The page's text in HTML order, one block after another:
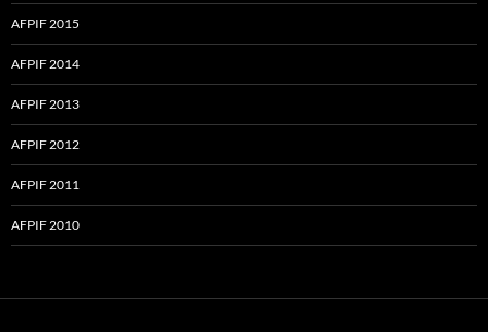
AFPIF 2015
AFPIF 2014
AFPIF 2013
AFPIF 2012
AFPIF 2011
AFPIF 2010